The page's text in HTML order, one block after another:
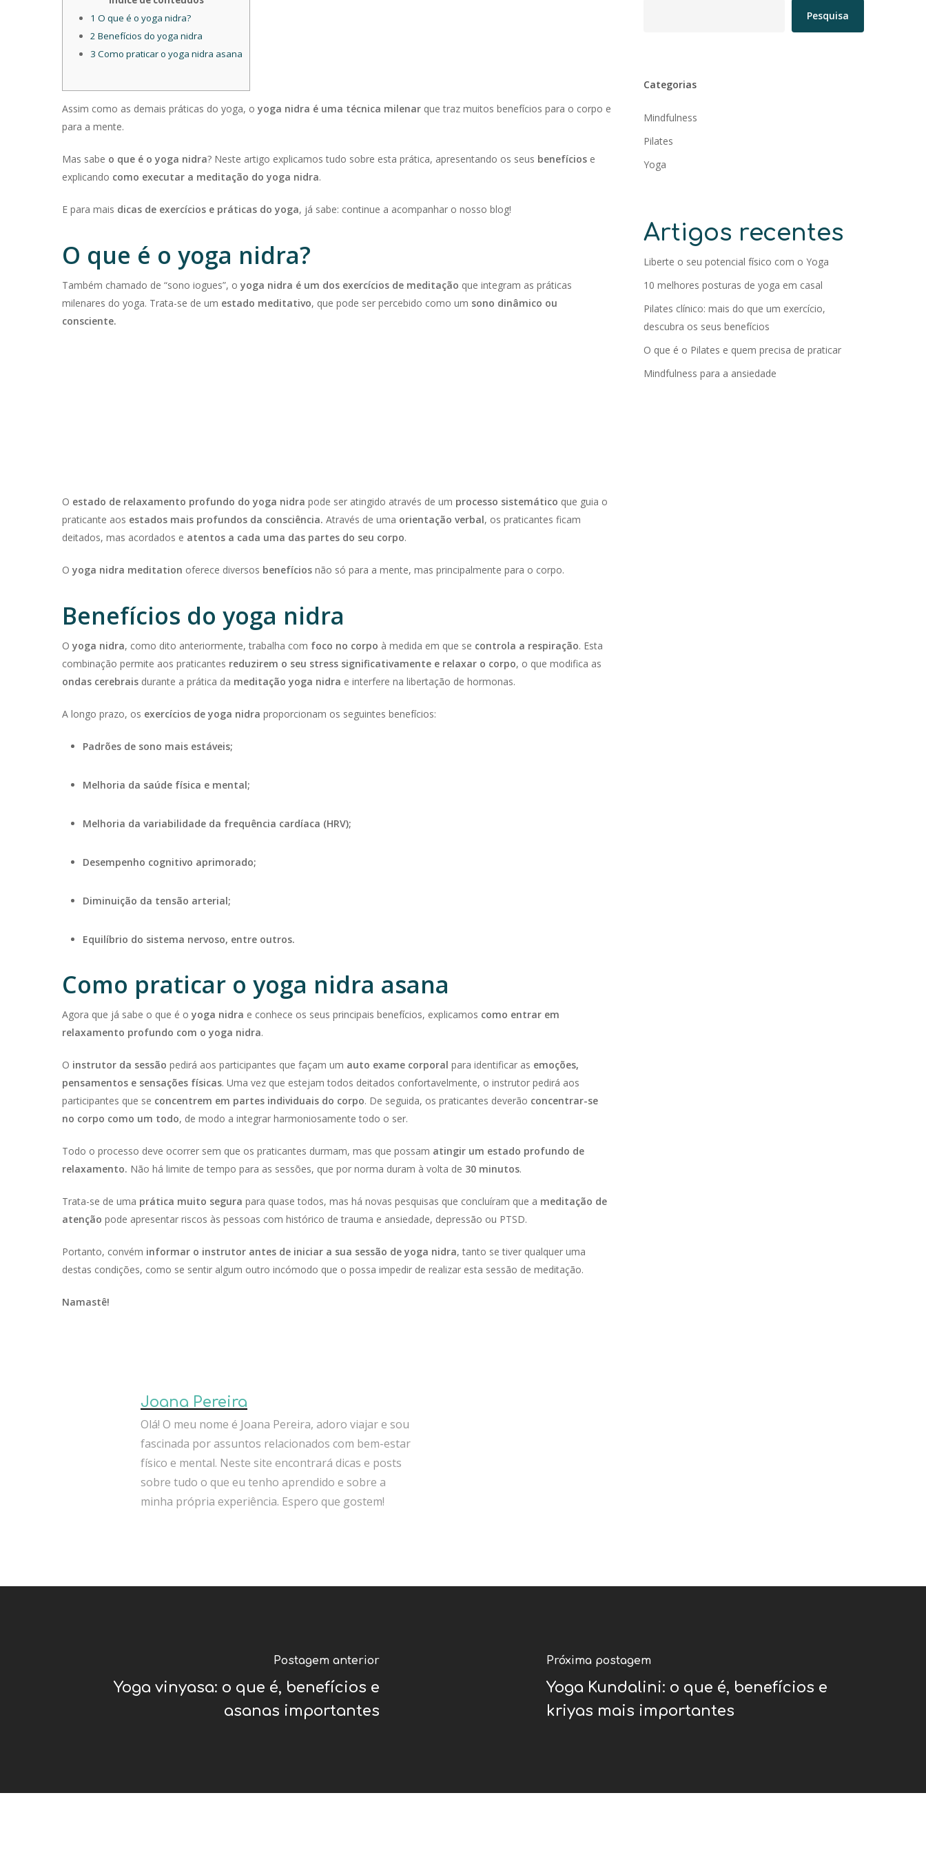
1 O que é o yoga nidra?
2 Benefícios do yoga nidra
3 Como praticar o yoga nidra asana
Assim como as demais práticas do yoga, o yoga nidra é uma técnica milenar que traz muitos benefícios para o corpo e
para a mente.
Mas sabe o que é o yoga nidra? Neste artigo explicamos tudo sobre esta prática, apresentando os seus benefícios e
explicando como executar a meditação do yoga nidra.
E para mais dicas de exercícios e práticas do yoga, já sabe: continue a acompanhar o nosso blog!
O que é o yoga nidra?
Também chamado de “sono iogues”, o yoga nidra é um dos exercícios de meditação que integram as práticas
milenares do yoga. Trata-se de um estado meditativo, que pode ser percebido como um sono dinâmico ou
consciente.
O estado de relaxamento profundo do yoga nidra pode ser atingido através de um processo sistemático que guia o
praticante aos estados mais profundos da consciência. Através de uma orientação verbal, os praticantes ficam
deitados, mas acordados e atentos a cada uma das partes do seu corpo.
O yoga nidra meditation oferece diversos benefícios não só para a mente, mas principalmente para o corpo.
Benefícios do yoga nidra
O yoga nidra, como dito anteriormente, trabalha com foco no corpo à medida em que se controla a respiração. Esta
combinação permite aos praticantes reduzirem o seu stress significativamente e relaxar o corpo, o que modifica as
ondas cerebrais durante a prática da meditação yoga nidra e interfere na libertação de hormonas.
A longo prazo, os exercícios de yoga nidra proporcionam os seguintes benefícios:
Padrões de sono mais estáveis;
Melhoria da saúde física e mental;
Melhoria da variabilidade da frequência cardíaca (HRV);
Desempenho cognitivo aprimorado;
Diminuição da tensão arterial;
Equilíbrio do sistema nervoso, entre outros.
Como praticar o yoga nidra asana
Agora que já sabe o que é o yoga nidra e conhece os seus principais benefícios, explicamos como entrar em
relaxamento profundo com o yoga nidra.
O instrutor da sessão pedirá aos participantes que façam um auto exame corporal para identificar as emoções,
pensamentos e sensações físicas. Uma vez que estejam todos deitados confortavelmente, o instrutor pedirá aos
participantes que se concentrem em partes individuais do corpo. De seguida, os praticantes deverão concentrar-se
no corpo como um todo, de modo a integrar harmoniosamente todo o ser.
Todo o processo deve ocorrer sem que os praticantes durmam, mas que possam atingir um estado profundo de
relaxamento. Não há limite de tempo para as sessões, que por norma duram à volta de 30 minutos.
Trata-se de uma prática muito segura para quase todos, mas há novas pesquisas que concluíram que a meditação de
atenção pode apresentar riscos às pessoas com histórico de trauma e ansiedade, depressão ou PTSD.
Portanto, convém informar o instrutor antes de iniciar a sua sessão de yoga nidra, tanto se tiver qualquer uma
destas condições, como se sentir algum outro incómodo que o possa impedir de realizar esta sessão de meditação.
Namastê!
Joana Pereira
Olá! O meu nome é Joana Pereira, adoro viajar e sou
fascinada por assuntos relacionados com bem-estar
físico e mental. Neste site encontrará dicas e posts
sobre tudo o que eu tenho aprendido e sobre a
minha própria experiência. Espero que gostem!
Pesquisa
Categorias
Mindfulness
Pilates
Yoga
Artigos recentes
Liberte o seu potencial físico com o Yoga
10 melhores posturas de yoga em casal
Pilates clínico: mais do que um exercício,
descubra os seus benefícios
O que é o Pilates e quem precisa de praticar
Mindfulness para a ansiedade
Postagem anterior
Yoga vinyasa: o que é, benefícios e
asanas importantes
Próxima postagem
Yoga Kundalini: o que é, benefícios e
kriyas mais importantes